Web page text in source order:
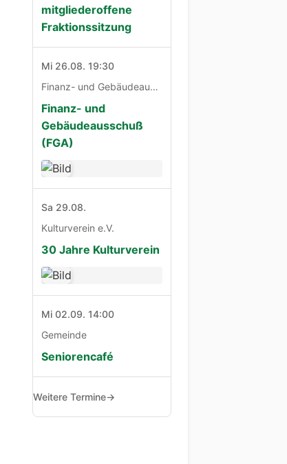
mitgliederoffene
Fraktionssitzung
Mi 26.08. 19:30
Finanz- und Gebäudeausschuß
Finanz- und
Gebäudeausschuß
(FGA)
Sa 29.08.
Kulturverein e.V.
30 Jahre Kulturverein
Mi 02.09. 14:00
Gemeinde
Seniorencafé
Weitere Termine→